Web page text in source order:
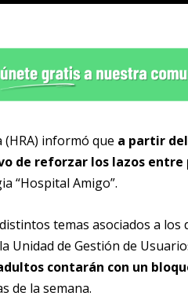
informó que a partir
de reforzar los lazos
“Hospital Amigo”.
temas asociados a los
Unidad de Gestión de
contarán con un
de la semana.